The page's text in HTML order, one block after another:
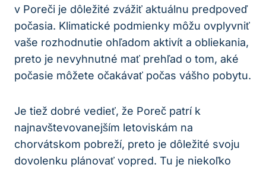
v​ Poreči je ​dôležité zvážiť ⁤aktuálnu predpoveď
⁢počasia. Klimatické podmienky môžu ovplyvniť
‌vaše rozhodnutie ohľadom aktivít⁤ a obliekania,
‍preto ⁤je nevyhnutné mať‌ prehľad o tom, aké
počasie môžete očakávať počas vášho pobytu.
Je tiež dobré vedieť,​ že Poreč patrí k
najnavštevovanejším letoviskám na⁢
chorvátskom pobreží, ‍preto je dôležité svoju
dovolenku‍ plánovať vopred. Tu je ‍niekoľko